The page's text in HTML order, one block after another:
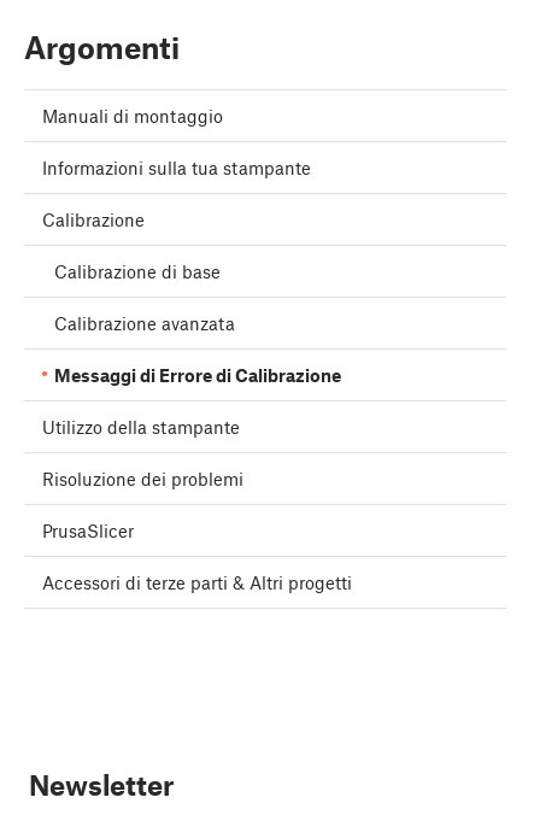
Argomenti
Manuali di montaggio
Informazioni sulla tua stampante
Calibrazione
Calibrazione di base
Calibrazione avanzata
Messaggi di Errore di Calibrazione
Utilizzo della stampante
Risoluzione dei problemi
PrusaSlicer
Accessori di terze parti & Altri progetti
Newsletter